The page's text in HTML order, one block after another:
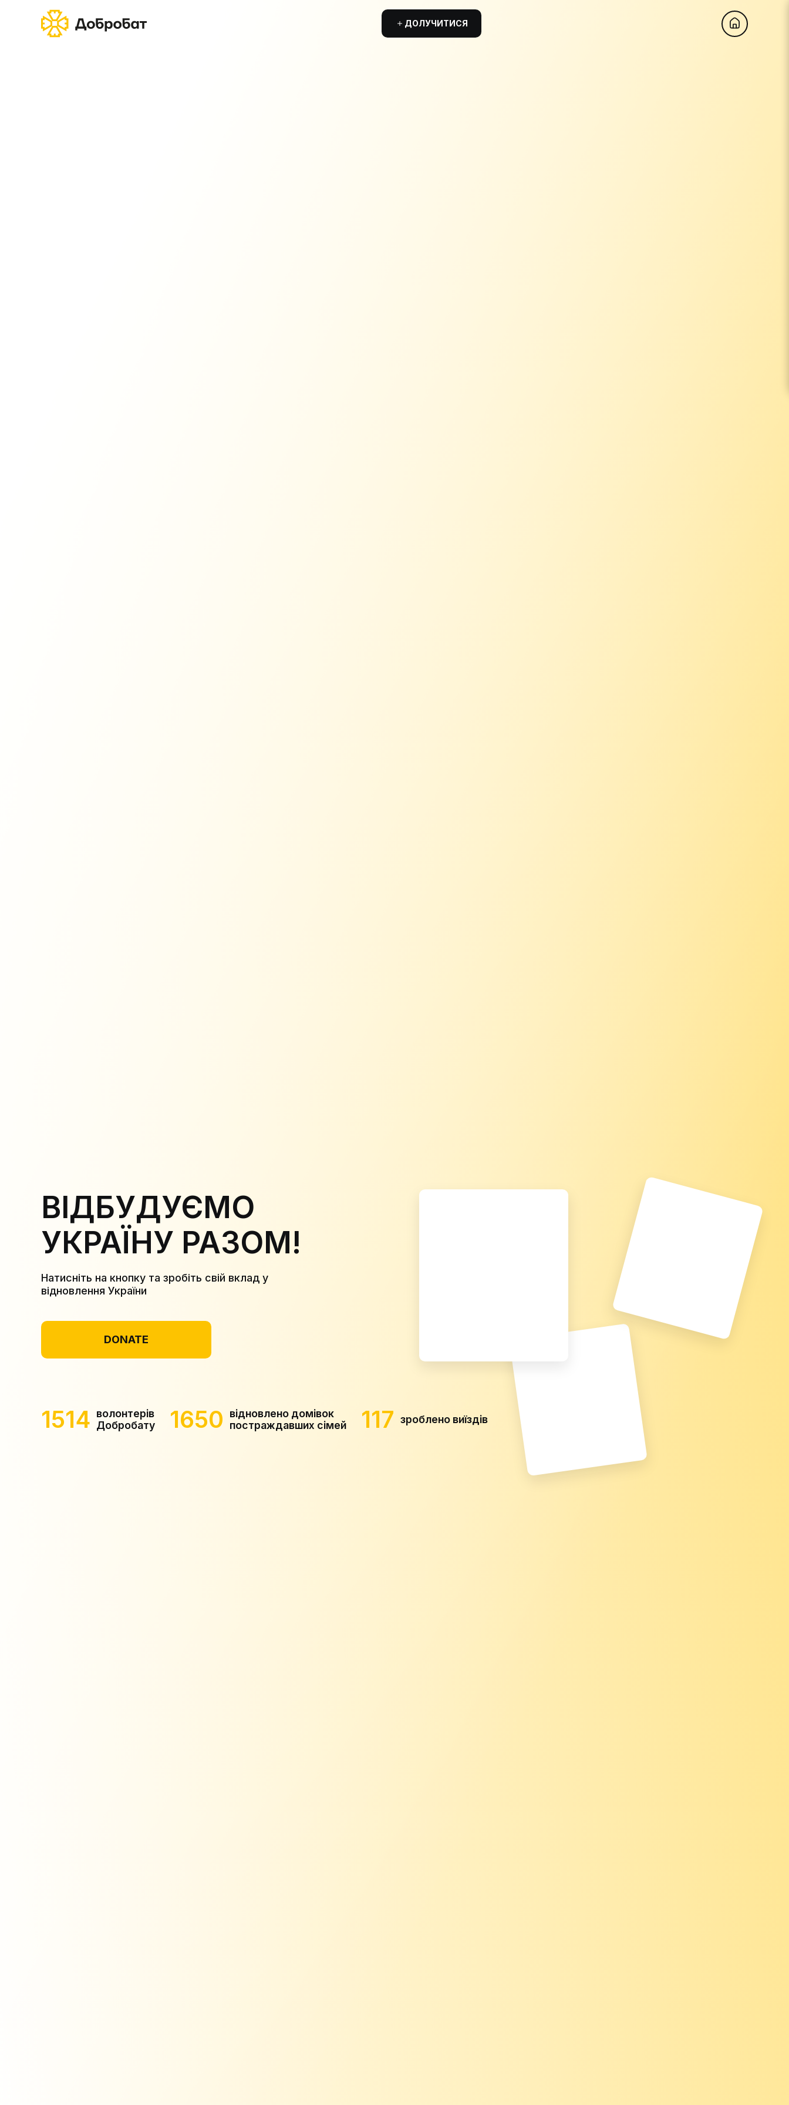
ДОЛУЧИТИСЯ
ВІДБУДУЄМО
УКРАЇНУ РАЗОМ!
Натисніть на кнопку та зробіть свій вклад у
відновлення України
DONATE
1514 волонтерів
Добробату
1650
відновлено домівок
постраждавших сімей
117 зроблено виїздів